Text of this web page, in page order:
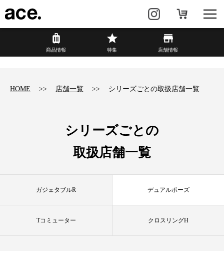
商品情報
カジュアル HAyU×ace.
店舗情報 新着情報
商品情報 特集 店舗情報
HOME 店舗一覧 シリーズごとの取扱店舗一覧
シリーズごとの
取扱店舗一覧
ガジェタブルR デュアルポーズ
Tコミューター クロスリングH